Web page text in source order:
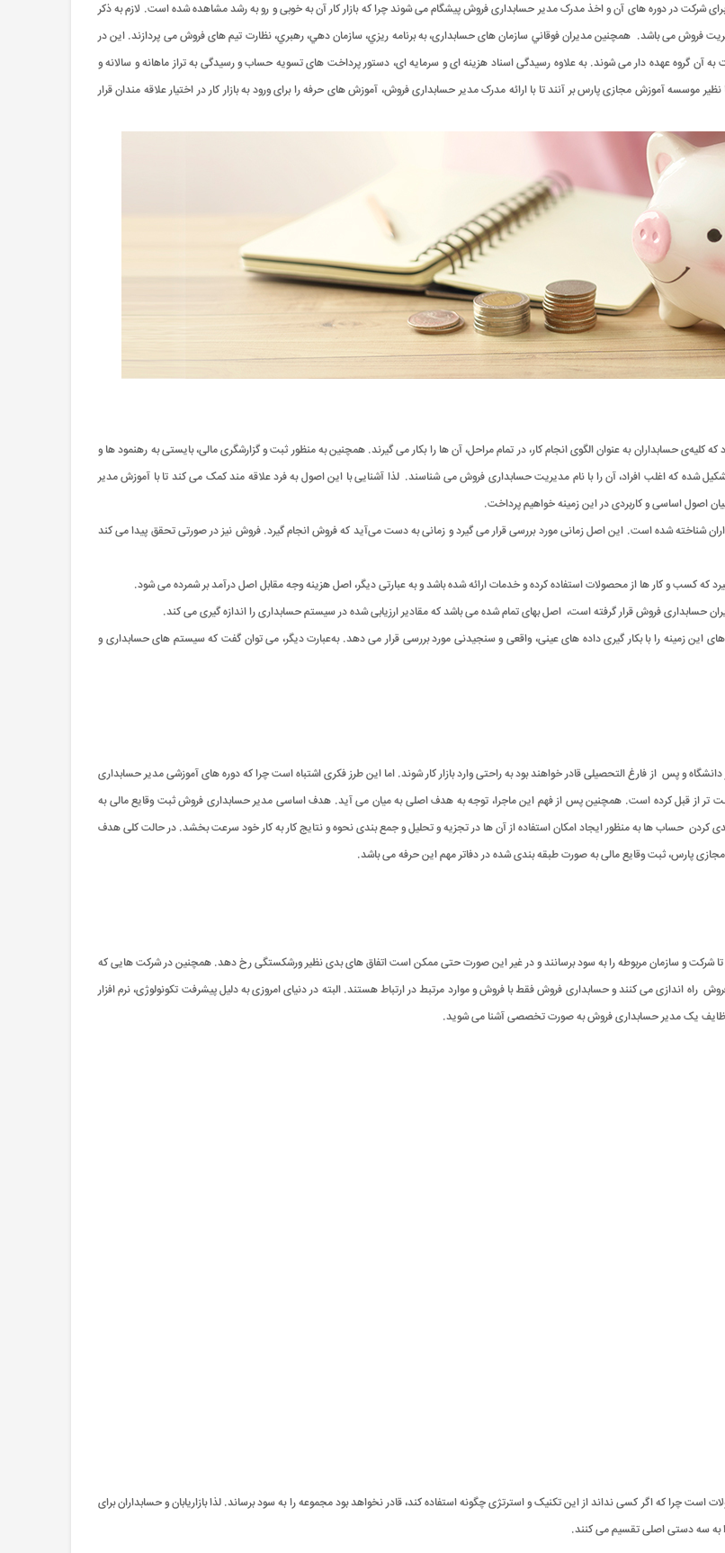
شرکت در دوره های آن و اخذ مدرک مدیر حسابداری فروش پیشگام می شوند چرا که بازار کار آن به خوبی و رو به رشد مشاهده شده است. لازم به ذکر
می باشد. همچنین مديران فوقاني سازمان های حسابداری، به برنامه ريزي، سازمان دهي، رهبري، نظارت تیم های فروش می پردازند. این در
آن گروه عهده دار می شوند. به علاوه رسیدگی اسناد هزینه ای و سرمایه ای، دستور پرداخت های تسویه حساب و رسیدگی به تراز ماهانه و سالانه و
آموزش مجازی پارس بر آنند تا با ارائه مدرک مدیر حسابداری فروش، آموزش های حرفه را برای ورود به بازار کار در اختیار علاقه مندان قرار
حسابداران به ‌عنوان الگوی انجام کار، در تمام مراحل، آن ها را بکار می گیرند. همچنین به منظور ثبت و گزارشگری مالی، بایستی به رهنمود ها و
که اغلب افراد، آن را با نام مدیریت حسابداری فروش می شناسند. لذا آشنایی با این اصول به فرد علاقه مند کمک می کند تا با آموزش مدیر
اصول اساسی و کاربردی در این زمینه خواهیم پرداخت.
شناخته شده است. این اصل زمانی مورد بررسی قرار می گیرد و زمانی به‌ دست می‌آید که فروش انجام گیرد. فروش نیز در صورتی تحقق پیدا می کند
که کسب‌ و کار ها از محصولات استفاده کرده و خدمات ارائه شده باشد و به ‌عبارتی‌ دیگر، اصل هزینه وجه مقابل اصل درآمد بر شمرده می شود.
حسابداری فروش قرار گرفته است، اصل بهای تمام‌ شده می باشد که مقادیر ارزیابی شده در سیستم حسابداری را اندازه گیری می کند.
زمینه را با بکار گیری داده ‌های عینی، واقعی و سنجیدنی مورد بررسی قرار می دهد. به‌عبارت دیگر، می توان گفت که سیستم ‌های حسابداری و
و پس از فارغ التحصیلی قادر خواهند بود به راحتی وارد بازار کار شوند. اما این طرز فکری اشتباه است چرا که دوره های آموزشی مدیر حسابداری
تر از قبل کرده است. همچنین پس از فهم این ماجرا، توجه به هدف اصلی به میان می آید. هدف اساسی مدیر حسابداری فروش ثبت وقایع مالی به
کردن حساب ها به منظور ایجاد امکان استفاده از آن ها در تجزیه و تحلیل و جمع بندی نحوه و نتایج کار به کار خود سرعت بخشد. در حالت کلی هدف
پارس، ثبت وقایع مالی به صورت طبقه بندی شده در دفاتر مهم این حرفه می باشد.
تا شرکت و سازمان مربوطه را به سود برسانند و در غیر این صورت حتی ممکن است اتفاق های بدی نظیر ورشکستگی رخ دهد. همچنین در شرکت هایی که
اندازی می کنند و حسابداری فروش فقط با فروش و موارد مرتبط در ارتباط هستند. البته در دنیای امروزی به دلیل پیشرفت تکونولوژی، نرم افزار
وظایف یک مدیر حسابداری فروش به صورت تخصصی آشنا می شوید.
چرا که اگر کسی نداند از این تکنیک و استرتژی چگونه استفاده کند، قادر نخواهد بود مجموعه را به سود برساند. لذا بازاریابان و حسابداران برای
به سه دستی اصلی تقسیم می کنند.